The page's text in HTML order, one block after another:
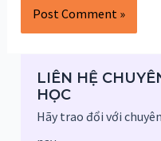
LIÊN HỆ
HỌC
Hãy trao đổi với